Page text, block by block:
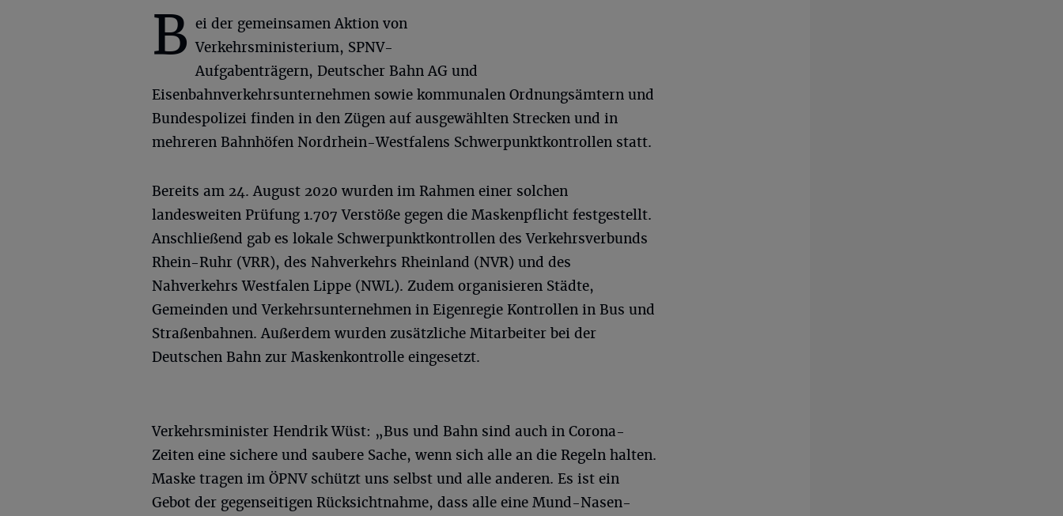
B ei der gemeinsamen Aktion von
Verkehrsministerium, SPNV-
Aufgabenträgern, Deutscher Bahn AG und
Eisenbahnverkehrsunternehmen sowie kommunalen Ordnungsämtern und
Bundespolizei finden in den Zügen auf ausgewählten Strecken und in
mehreren Bahnhöfen Nordrhein-Westfalens Schwerpunktkontrollen statt.
Bereits am 24. August 2020 wurden im Rahmen einer solchen
landesweiten Prüfung 1.707 Verstöße gegen die Maskenpflicht festgestellt.
Anschließend gab es lokale Schwerpunktkontrollen des Verkehrsverbunds
Rhein-Ruhr (VRR), des Nahverkehrs Rheinland (NVR) und des
Nahverkehrs Westfalen Lippe (NWL). Zudem organisieren Städte,
Gemeinden und Verkehrsunternehmen in Eigenregie Kontrollen in Bus und
Straßenbahnen. Außerdem wurden zusätzliche Mitarbeiter bei der
Deutschen Bahn zur Maskenkontrolle eingesetzt.
Verkehrsminister Hendrik Wüst: „Bus und Bahn sind auch in Corona-
Zeiten eine sichere und saubere Sache, wenn sich alle an die Regeln halten.
Maske tragen im ÖPNV schützt uns selbst und alle anderen. Es ist ein
Gebot der gegenseitigen Rücksichtnahme, dass alle eine Mund-Nasen-